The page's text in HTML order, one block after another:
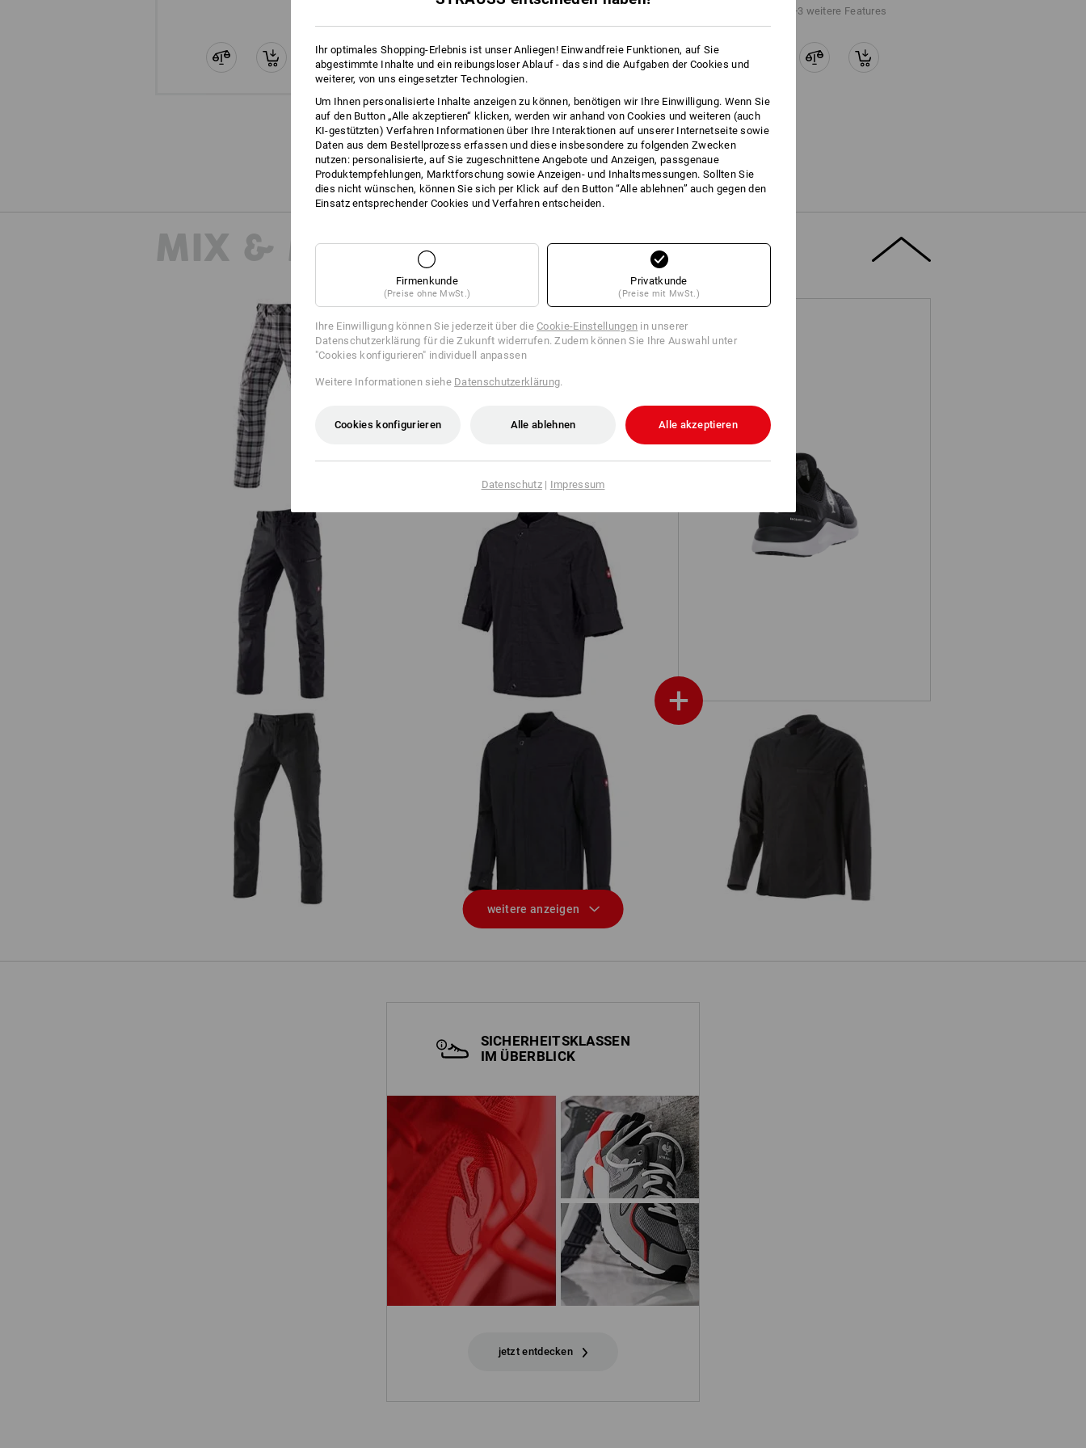
+3 weitere Features
Alle Details vergleichen
MIX & MATCH
O1 Berufsschuhe e.s. Antibes low
+
e.s. Berufshose pocket, Herren
Berufsjacke kurzarm e.s.fusion,
e.s. Berufshose pocket, Herren
Berufsjacke kurzarm e.s.fusion,
e.s. Berufshose Chino, Herren Softshell Jacke e.s.fusion, Herren
weitere anzeigen
SICHERHEITSKLASSEN
IM ÜBERBLICK
jetzt entdecken
Ihr optimales Shopping-Erlebnis ist unser Anliegen! Einwandfreie Funktionen, auf Sie
abgestimmte Inhalte und ein reibungsloser Ablauf - das sind die Aufgaben der Cookies und
weiterer, von uns eingesetzter Technologien.
Um Ihnen personalisierte Inhalte anzeigen zu können, benötigen wir Ihre Einwilligung. Wenn Sie
auf den Button „Alle akzeptieren“ klicken, werden wir anhand von Cookies und weiteren (auch
KI-gestützten) Verfahren Informationen über Ihre Interaktionen auf unserer Internetseite sowie
Daten aus dem Bestellprozess erfassen und diese insbesondere zu folgenden Zwecken
nutzen: personalisierte, auf Sie zugeschnittene Angebote und Anzeigen, passgenaue
Produktempfehlungen, Marktforschung sowie Anzeigen- und Inhaltsmessungen. Sollten Sie
dies nicht wünschen, können Sie sich per Klick auf den Button “Alle ablehnen” auch gegen den
Einsatz entsprechender Cookies und Verfahren entscheiden.
Firmenkunde
(Preise ohne MwSt.)
Privatkunde
(Preise mit MwSt.)
Ihre Einwilligung können Sie jederzeit über dieCookie-Einstellungen in unserer
Datenschutzerklärung für die Zukunft widerrufen. Zudem können Sie Ihre Auswahl unter
"Cookies konfigurieren" individuell anpassen
Weitere Informationen siehe Datenschutzerklärung.
Cookies konfigurieren Alle ablehnen Alle akzeptieren
Datenschutz| Impressum